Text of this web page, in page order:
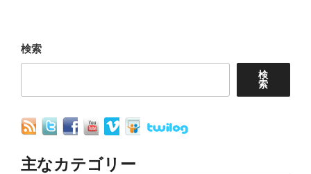
ン
検索
検
索
主なカテゴリー